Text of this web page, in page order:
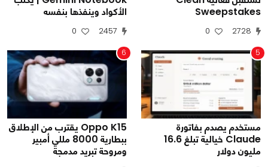
Sweepstakes
2728
0
الأكواد وينفذها بنفسه
2457
0
5
مستخدم يصدم بفاتورة
Claude خيالية تبلغ 16.6
مليون دولار
6
Oppo K15 يقترب من الإطلاق
ببطارية 8000 مللي أمبير
ومروحة تبريد مدمجة